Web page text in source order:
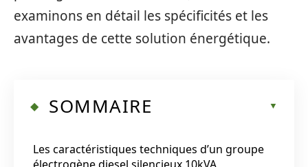
examinons en détail les spécificités et les
avantages de cette solution énergétique.
SOMMAIRE
Les caractéristiques techniques d’un groupe
électrogène diesel silencieux 10kVA